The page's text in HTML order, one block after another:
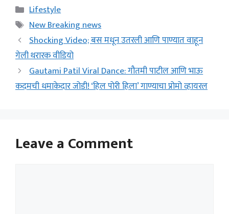
Categories
Lifestyle
Tags
New Breaking news
Shocking Video; बस मधून उतरली आणि पाण्यात वाहून
गेली थरारक वीडियो
Gautami Patil Viral Dance: गौतमी पाटील आणि भाऊ
कदमची धमाकेदार जोडी! ‘हिल पोरी हिला’ गाण्याचा प्रोमो व्हायरल
Leave a Comment